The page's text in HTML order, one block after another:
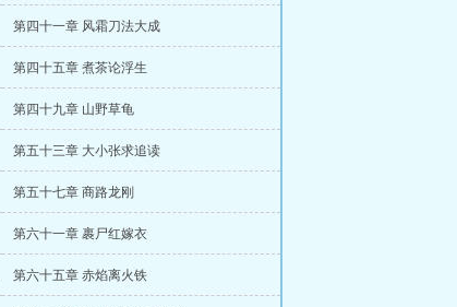
第四十一章 风霜刀法大成
第四十五章 煮茶论浮生
第四十九章 山野草龟
第五十三章 大小张求追读
第五十七章 商路龙刚
第六十一章 裹尸红嫁衣
第六十五章 赤焰离火铁